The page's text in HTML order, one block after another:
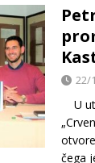
Najava programa
22/
U
čega